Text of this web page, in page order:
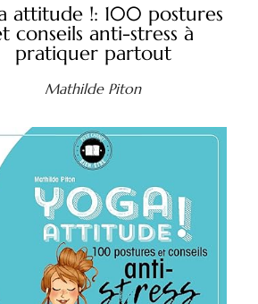
attitude !: 100 postures
conseils anti-stress à
pratiquer partout
Mathilde Piton